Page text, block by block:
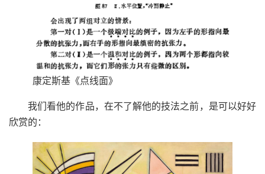
康定斯基《点线面》
我们看他的作品，在不了解他的技法之前，是可以好好
欣赏的：